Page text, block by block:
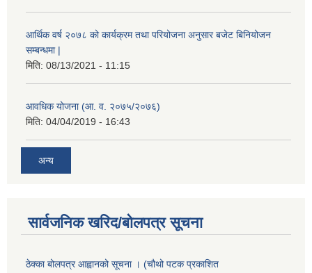
आर्थिक वर्ष २०७८ को कार्यक्रम तथा परियोजना अनुसार बजेट बिनियोजन
सम्बन्धमा |
मिति: 08/13/2021 - 11:15
आवधिक योजना (आ. व. २०७५/२०७६)
मिति: 04/04/2019 - 16:43
अन्य
सार्वजनिक खरिद/बोलपत्र सूचना
ठेक्का बोलपत्र आह्वानको सूचना । (चौथो पटक प्रकाशित